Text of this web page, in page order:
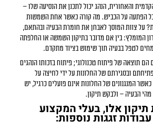
והאחורית, הנהג יכול לתכנן את הנסיעה שלו –
הפתעה על הכביש. מה קורה כאשר אחת השמשות
על צוות המוסך לאבחן את חומרת הבעיה ובהתאם,
המומלץ: בין אם מדובר בתיקון השמשה או החלפתה
לטפל בבעיה תוך שימוש בציוד מתקדם.
הם תוצאה של פיתוח טכנולוגי; פיתוח בזכותו הנהגים
ובסגירתם של החלונות על ידי לחיצה על
המנגנונים של החלונות אינם פועלים כרגיל, יש
הבעיה – ולבקש תיקון.
תיקון אלו, בעלי המקצוע
זגגות נוספות: